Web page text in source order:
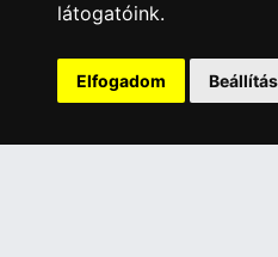
látogatóink.
Elfogadom
INFORMÁCIÓK
Adatkezelési nyilatkozat